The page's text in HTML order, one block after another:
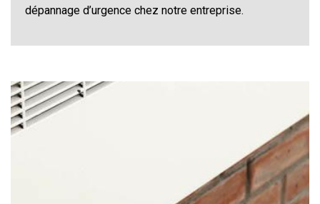
dépannage d’urgence chez notre entreprise.